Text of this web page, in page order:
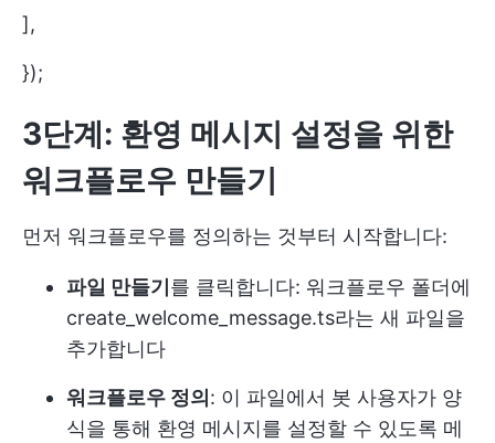
],
});
3단계: 환영 메시지 설정을 위한
워크플로우 만들기
먼저 워크플로우를 정의하는 것부터 시작합니다:
파일 만들기 를 클릭합니다: 워크플로우 폴더에
create_welcome_message.ts라는 새 파일을
추가합니다
워크플로우 정의 : 이 파일에서 봇 사용자가 양
식을 통해 환영 메시지를 설정할 수 있도록 메